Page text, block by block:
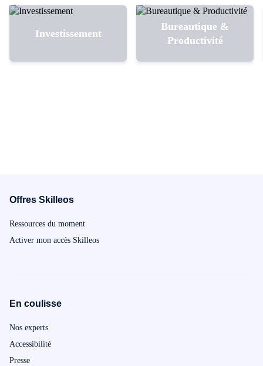
Investissement
Bureautique &
Productivité
Offres Skilleos
Ressources du moment
Activer mon accès Skilleos
En coulisse
Nos experts
Accessibilité
Presse